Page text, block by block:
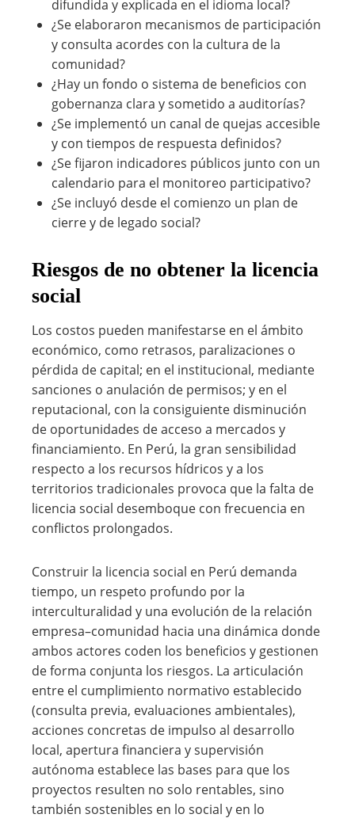
difundida y explicada en el idioma local?
¿Se elaboraron mecanismos de participación
y consulta acordes con la cultura de la
comunidad?
¿Hay un fondo o sistema de beneficios con
gobernanza clara y sometido a auditorías?
¿Se implementó un canal de quejas accesible
y con tiempos de respuesta definidos?
¿Se fijaron indicadores públicos junto con un
calendario para el monitoreo participativo?
¿Se incluyó desde el comienzo un plan de
cierre y de legado social?
Riesgos de no obtener la licencia
social
Los costos pueden manifestarse en el ámbito
económico, como retrasos, paralizaciones o
pérdida de capital; en el institucional, mediante
sanciones o anulación de permisos; y en el
reputacional, con la consiguiente disminución
de oportunidades de acceso a mercados y
financiamiento. En Perú, la gran sensibilidad
respecto a los recursos hídricos y a los
territorios tradicionales provoca que la falta de
licencia social desemboque con frecuencia en
conflictos prolongados.
Construir la licencia social en Perú demanda
tiempo, un respeto profundo por la
interculturalidad y una evolución de la relación
empresa–comunidad hacia una dinámica donde
ambos actores coden los beneficios y gestionen
de forma conjunta los riesgos. La articulación
entre el cumplimiento normativo establecido
(consulta previa, evaluaciones ambientales),
acciones concretas de impulso al desarrollo
local, apertura financiera y supervisión
autónoma establece las bases para que los
proyectos resulten no solo rentables, sino
también sostenibles en lo social y en lo